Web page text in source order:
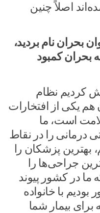
اصلاً چنین
بحران نام بردید،
بحران کمبود
کردیم نظام
هم یکی از افتخارات
است، ما
درمانی را در نقاط
پزشکان را
جراحی‌ها را
ما در کشور پیوند
بودیم با خانواده
برای بیمار شما